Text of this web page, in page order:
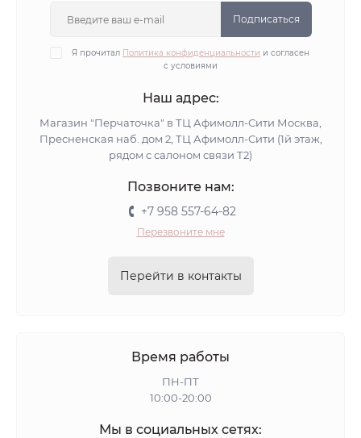
Подписаться
Я прочитал Политика конфиденциальности и согласен
с условиями
Наш адрес:
Магазин "Перчаточка" в ТЦ Афимолл-Сити Москва,
Пресненская наб. дом 2, ТЦ Афимолл-Сити (1й этаж,
рядом с салоном связи Т2)
Позвоните нам:
+7 958 557-64-82
Перезвоните мне
Перейти в контакты
Время работы
ПН-ПТ
10:00-20:00
Мы в социальных сетях: